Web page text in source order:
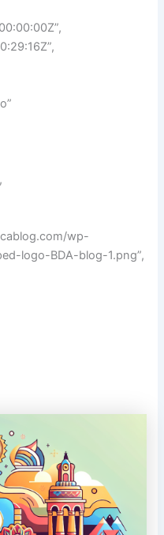
wp-
logo-BDA-blog-1.png”,